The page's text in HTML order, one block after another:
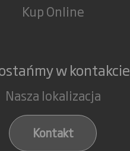
Kup Online
w kontakcie
Nasza lokalizacja
Kontakt